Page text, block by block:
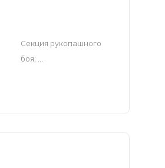
Cекция рукопашного
боя; ...